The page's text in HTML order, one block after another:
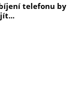
telefonu by